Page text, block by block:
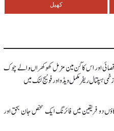
کھیل
قصائی اور اس کاگن مین مزمل کھوکھراںوالے چوک
ہسپتال ریفر مکمل ویڈو اور فوٹیج لنک میں
دو فریقین میں فائرنگ ایک شخص جان بحق اور